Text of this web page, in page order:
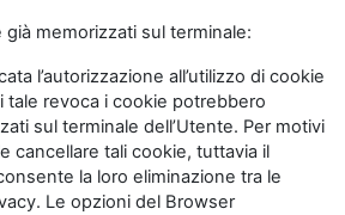
già memorizzati sul terminale:
l’autorizzazione all’utilizzo di cookie
tale revoca i cookie potrebbero
sul terminale dell’Utente. Per motivi
cancellare tali cookie, tuttavia il
la loro eliminazione tra le
Le opzioni del Browser